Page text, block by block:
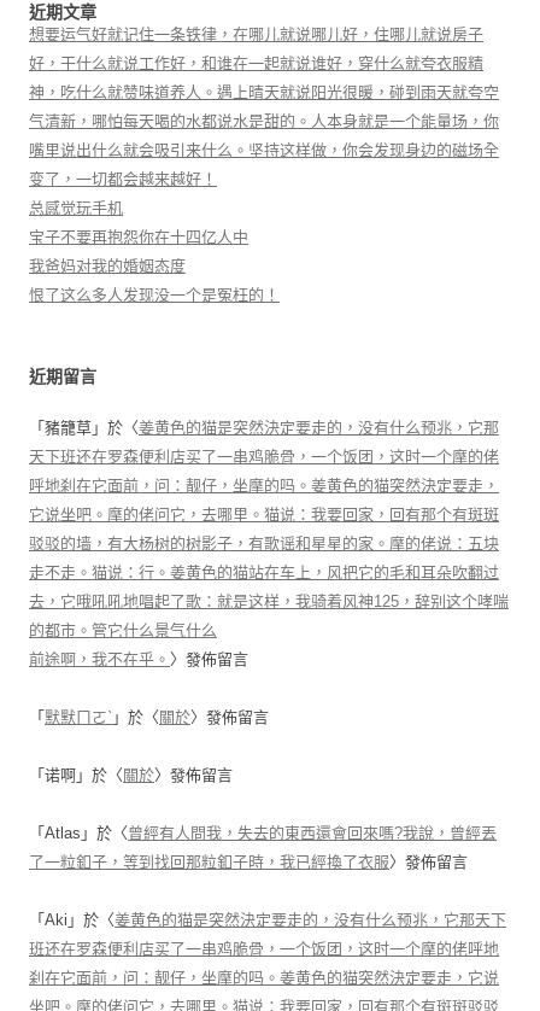
近期文章
想要运气好就记住一条铁律，在哪儿就说哪儿好，住哪儿就说房子
好，干什么就说工作好，和谁在一起就说谁好，穿什么就夸衣服精
神，吃什么就赞味道养人。遇上晴天就说阳光很暖，碰到雨天就夸空
气清新，哪怕每天喝的水都说水是甜的。人本身就是一个能量场，你
嘴里说出什么就会吸引来什么。坚持这样做，你会发现身边的磁场全
变了，一切都会越来越好！
总感觉玩手机
宝子不要再抱怨你在十四亿人中
我爸妈对我的婚姻态度
恨了这么多人发现没一个是冤枉的！
近期留言
「 豬籠草 」於〈姜黄色的猫是突然決定要走的，没有什么预兆，它那
天下班还在罗森便利店买了一串鸡脆骨，一个饭团，这时一个摩的佬
呼地刹在它面前，问：靓仔，坐摩的吗。姜黄色的猫突然決定要走，
它说坐吧。摩的佬问它，去哪里。猫说：我要回家，回有那个有斑斑
驳驳的墙，有大杨树的树影子，有歌谣和星星的家。摩的佬说：五块
走不走。猫说：行。姜黄色的猫站在车上，风把它的毛和耳朵吹翻过
去，它哦吼吼地唱起了歌：就是这样，我骑着风神125，辞别这个哮喘
的都市。管它什么景气什么
前途啊，我不在乎。 〉發佈留言
「 默默ㄇㄛˋ 」於〈 關於〉發佈留言
「 诺啊 」於〈 關於〉發佈留言
「 Atlas 」於〈曾經有人問我，失去的東西還會回來嗎?我說，曾經丟
了一粒釦子，等到找回那粒釦子時，我已經換了衣服〉發佈留言
「 Aki 」於〈姜黄色的猫是突然決定要走的，没有什么预兆，它那天下
班还在罗森便利店买了一串鸡脆骨，一个饭团，这时一个摩的佬呼地
刹在它面前，问：靓仔，坐摩的吗。姜黄色的猫突然決定要走，它说
坐吧。摩的佬问它，去哪里。猫说：我要回家，回有那个有斑斑驳驳